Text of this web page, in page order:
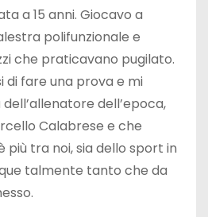
a 15 anni. Giocavo a
polifunzionale e
che praticavano pugilato.
di fare una prova e mi
dell’epoca,
Calabrese e che
tra noi, sia dello sport in
talmente tanto che da